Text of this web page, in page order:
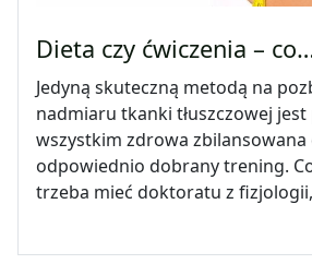
Dieta czy ćwiczenia –
Jedyną skuteczną metodą na
nadmiaru tkanki tłuszczowej
wszystkim zdrowa zbilansowana
odpowiednio dobrany trening.
trzeba mieć doktoratu z